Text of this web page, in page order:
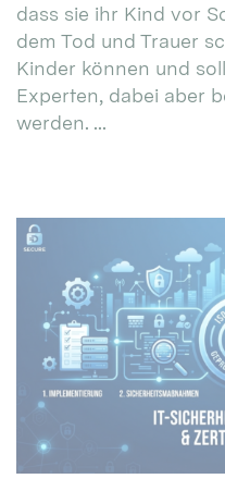
dass sie ihr Kind vor
dem Tod und Trauer
Kinder können und
Experten, dabei aber
werden. ...